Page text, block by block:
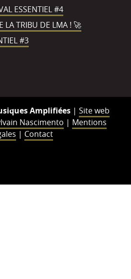
ESSENTIEL #4
LA TRIBU DE LMA ! 🚀
#3
Amplifiées| Site web
Nascimento | Mentions
| Contact